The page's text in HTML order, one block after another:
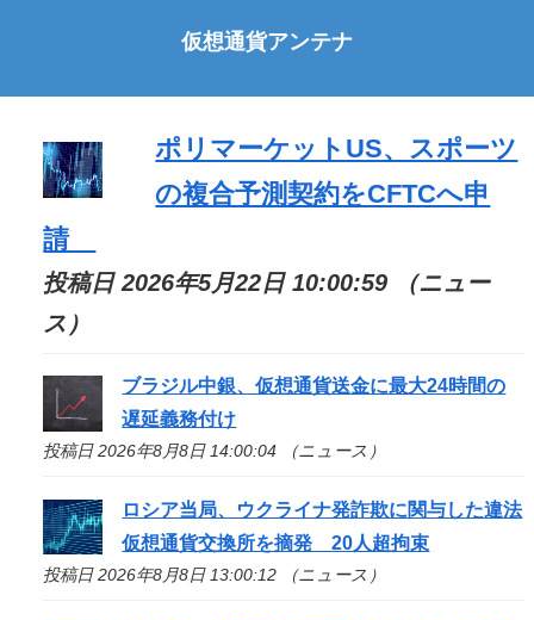
仮想通貨アンテナ
ポリマーケットUS、スポーツ
の複合予測契約をCFTCへ申
請
投稿日 2026年5月22日 10:00:59 （ニュー
ス）
ブラジル中銀、仮想通貨送金に最大24時間の
遅延義務付け
投稿日 2026年8月8日 14:00:04 （ニュース）
ロシア当局、ウクライナ発詐欺に関与した違法
仮想通貨交換所を摘発 20人超拘束
投稿日 2026年8月8日 13:00:12 （ニュース）